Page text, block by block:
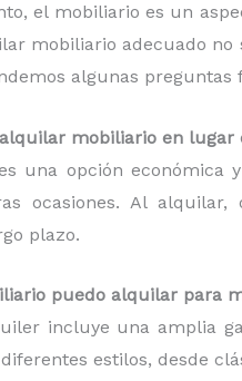
el mobiliario es un
mobiliario adecuado
algunas
mobiliario en lugar
una opción económica
ocasiones. Al
plazo.
puedo alquilar para
incluye una amplia
estilos, desde